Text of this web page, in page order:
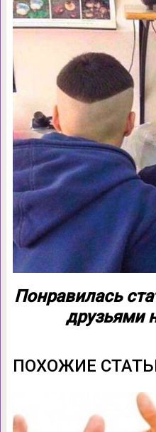
Понравилась
друзьями
ПОХОЖИЕ